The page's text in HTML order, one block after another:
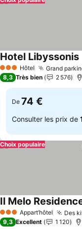
3 ÉtoilesHôtel Grand
Hotel Libyssonis
8,3 Très bien 2 576
De 74 €
Consulter les prix de
Choix populaire
3 ÉtoilesAppart’hôtel Des
Il Melo
9,3 Excellent 1 120